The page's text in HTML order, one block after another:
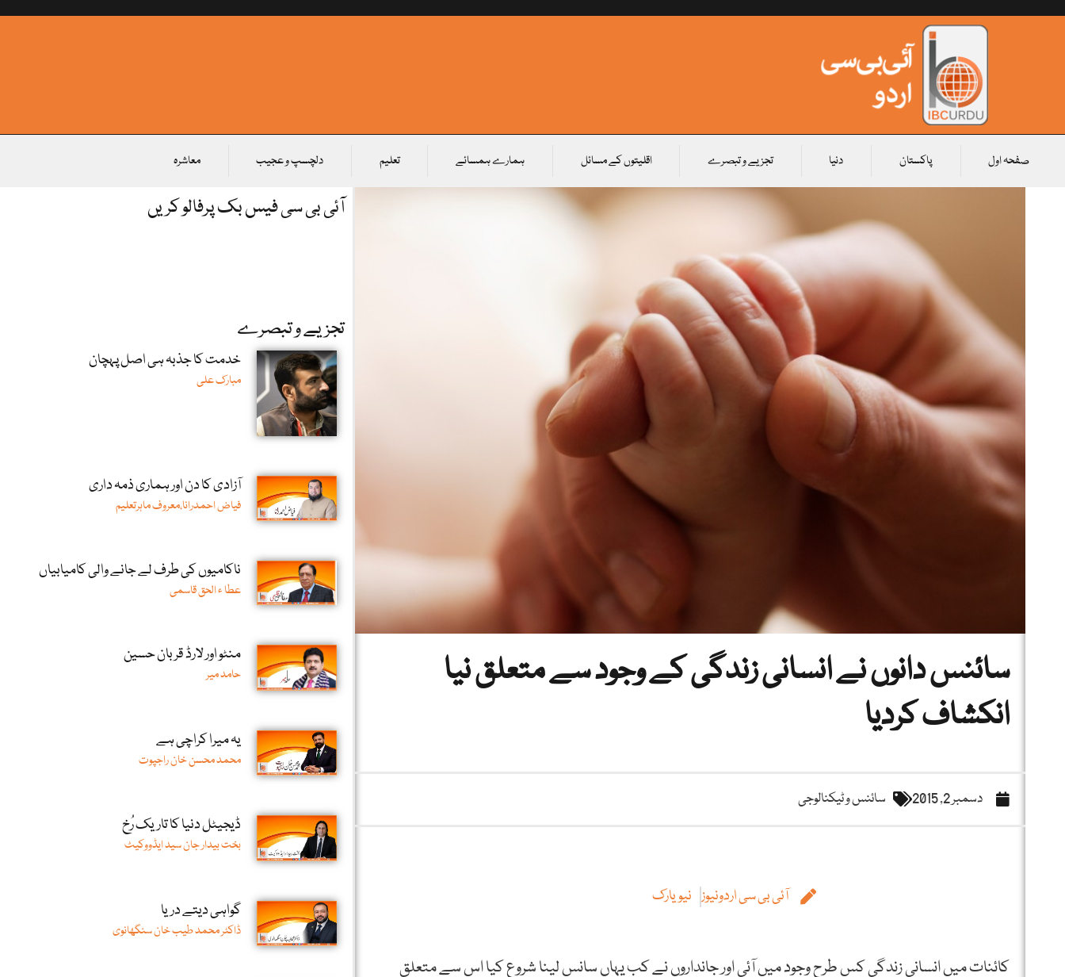
صفحہ اول پاکستان دنیا تجزیے و تبصرے اقلیتوں کے مسائل ہمارے ہمسائے تعلیم دلچسپ و عجیب معاشرہ
سائنس دانوں نے انسانی زندگی کے وجود سے متعلق نیا
انکشاف کردیا
دسمبر 2, 2015 سائنس و ٹیکنالوجی
آئی بی سی اردونیوز نیویارک
کائنات میں انسانی زندگی کس طرح وجود میں آئی اور جانداروں نے کب یہاں سانس لینا شروع کیا اس سے متعلق
آئی بی سی فیس بک پرفالو کریں
تجزیے و تبصرے
خدمت کا جذبہ ہی اصل پہچان
مبارک علی
آزادی کا دن اور ہماری ذمہ داری
فیاض احمدرانا،معروف ماہرتعلیم
ناکامیوں کی طرف لے جانے والی کامیابیاں
عطا ء الحق قاسمی
منٹو اور لارڈ قربان حسین
حامد میر
یہ میرا کراچی ہے
محمد محسن خان راجپوت
ڈیجیٹل دنیا کا تاریک رُخ
بخت بیدار جان سید ایڈووکیٹ
گواہی دیتے دریا
ڈاکٹر محمد طیب خان سنگھانوی